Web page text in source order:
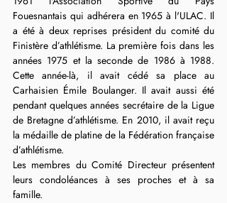
Fouesnantais qui adhérera en 1965 à l'ULAC. Il
a été à deux reprises président du comité du
Finistère d’athlétisme. La première fois dans les
années 1975 et la seconde de 1986 à 1988.
Cette année-là, il avait cédé sa place au
Carhaisien Émile Boulanger. Il avait aussi été
pendant quelques années secrétaire de la Ligue
de Bretagne d’athlétisme. En 2010, il avait reçu
la médaille de platine de la Fédération française
d’athlétisme.
Les membres du Comité Directeur présentent
leurs condoléances à ses proches et à sa
famille.